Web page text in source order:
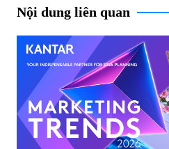
Nội dung liên quan